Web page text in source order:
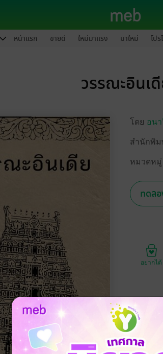
หน้าแรก ขายดี ใหม่มาแรง มาใหม่ โป
วรรณะอินเ
โดย อน
สำนักพิม
หมวดหมู่
ทดล
อยากได้
ประเภทไฟล์
วันที่วางขา
ความยาว